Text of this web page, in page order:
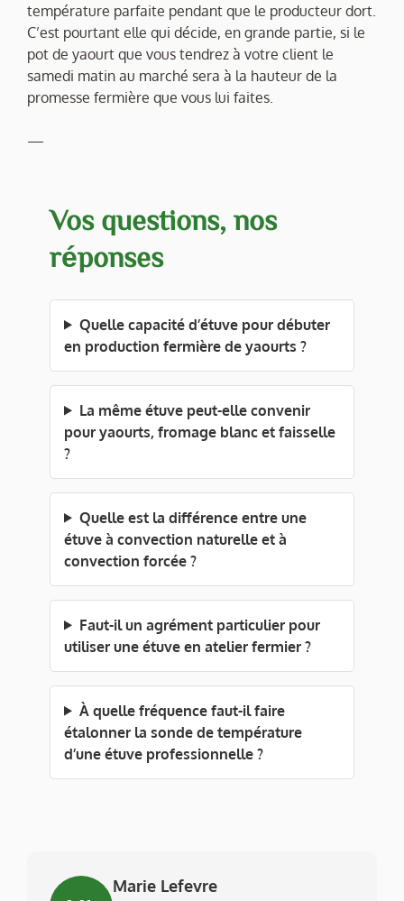
température parfaite pendant que le producteur dort.
C’est pourtant elle qui décide, en grande partie, si le
pot de yaourt que vous tendrez à votre client le
samedi matin au marché sera à la hauteur de la
promesse fermière que vous lui faites.
—
Vos questions, nos
réponses
Quelle capacité d’étuve pour débuter
en production fermière de yaourts ?
La même étuve peut-elle convenir
pour yaourts, fromage blanc et faisselle
?
Quelle est la différence entre une
étuve à convection naturelle et à
convection forcée ?
Faut-il un agrément particulier pour
utiliser une étuve en atelier fermier ?
À quelle fréquence faut-il faire
étalonner la sonde de température
d’une étuve professionnelle ?
Marie Lefevre